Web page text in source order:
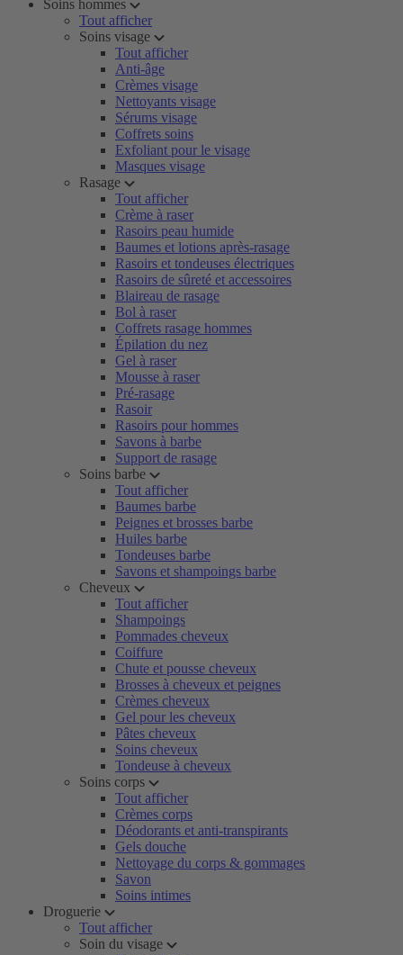
Soins hommes
Tout afficher
Soins visage
Tout afficher
Anti-âge
Crèmes visage
Nettoyants visage
Sérums visage
Coffrets soins
Exfoliant pour le visage
Masques visage
Rasage
Tout afficher
Crème à raser
Rasoirs peau humide
Baumes et lotions après-rasage
Rasoirs et tondeuses électriques
Rasoirs de sûreté et accessoires
Blaireau de rasage
Bol à raser
Coffrets rasage hommes
Épilation du nez
Gel à raser
Mousse à raser
Pré-rasage
Rasoir
Rasoirs pour hommes
Savons à barbe
Support de rasage
Soins barbe
Tout afficher
Baumes barbe
Peignes et brosses barbe
Huiles barbe
Tondeuses barbe
Savons et shampoings barbe
Cheveux
Tout afficher
Shampoings
Pommades cheveux
Coiffure
Chute et pousse cheveux
Brosses à cheveux et peignes
Crèmes cheveux
Gel pour les cheveux
Pâtes cheveux
Soins cheveux
Tondeuse à cheveux
Soins corps
Tout afficher
Crèmes corps
Déodorants et anti-transpirants
Gels douche
Nettoyage du corps & gommages
Savon
Soins intimes
Droguerie
Tout afficher
Soin du visage